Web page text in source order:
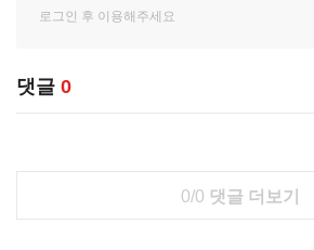
댓글 0
0/0 댓글 더보기